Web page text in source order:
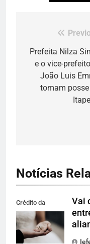
Navegação
de
Post
Prefeita Nilza
e o vice-
João Luis
tomam posse
Notícias
Crédito da
imagem: Pexels
Vai